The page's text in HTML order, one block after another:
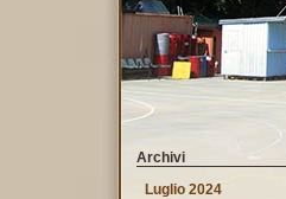
Archivi
Luglio 2024